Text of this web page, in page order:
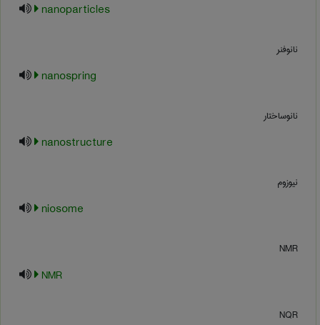
nanoparticles
نانوفنر
nanospring
نانوساختار
nanostructure
نیوزوم
niosome
NMR
NMR
NQR